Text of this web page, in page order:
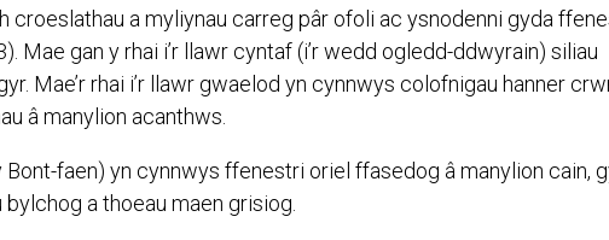
croeslathau a myliynau carreg pâr ofoli ac ysnodenni gyda
Mae gan y rhai i’r llawr cyntaf (i’r wedd ogledd-ddwyrain) siliau
Mae’r rhai i’r llawr gwaelod yn cynnwys colofnigau hanner
â manylion acanthws.
faen) yn cynnwys ffenestri oriel ffasedog â manylion cain,
a thoeau maen grisiog.